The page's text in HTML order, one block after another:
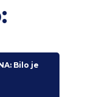
Bilo je